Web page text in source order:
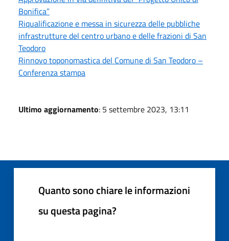
Bonifica”
Riqualificazione e messa in sicurezza delle pubbliche
infrastrutture del centro urbano e delle frazioni di San
Teodoro
Rinnovo toponomastica del Comune di San Teodoro –
Conferenza stampa
Ultimo aggiornamento: 5 settembre 2023, 13:11
Quanto sono chiare le informazioni
su questa pagina?